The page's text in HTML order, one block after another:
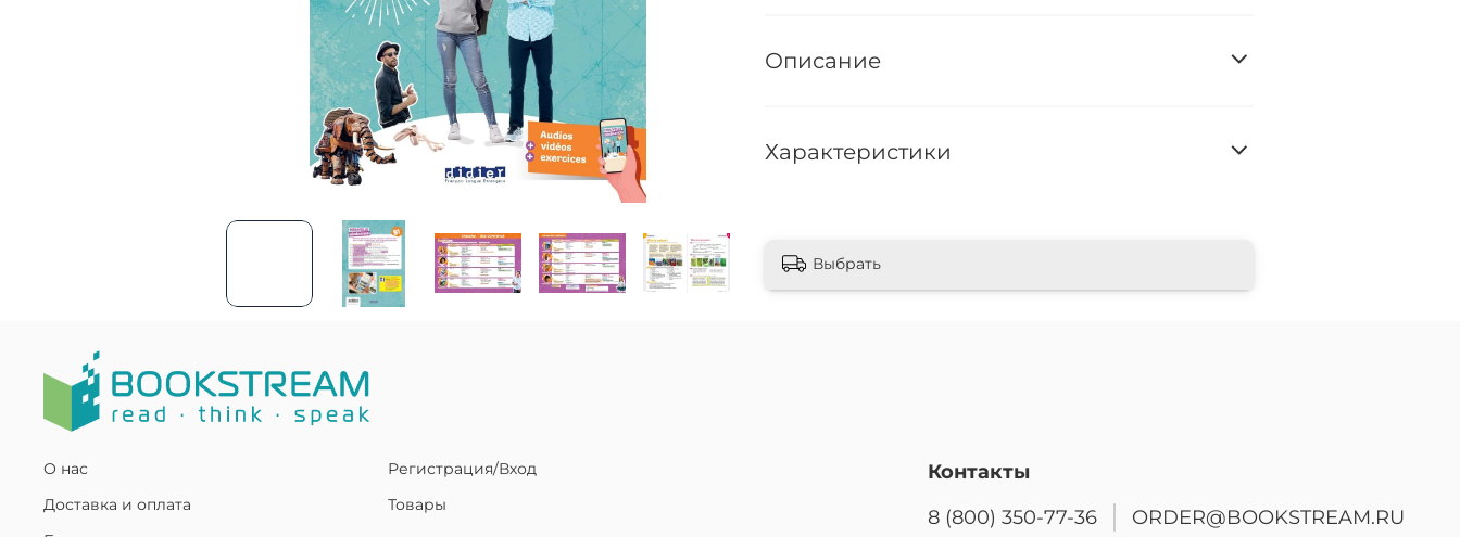
Описание
Характеристики
Выбрать
О нас
Доставка и оплата
Регистрация/Вход
Товары
Контакты
8 (800) 350-77-36
ORDER@BOOKSTREAM.RU